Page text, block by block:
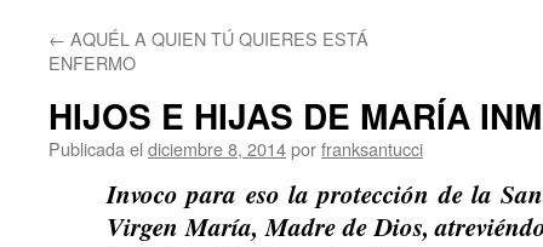
← AQUÉL A QUIEN TÚ QUIERES ESTÁ
ENFERMO
HIJOS E HIJAS DE MARÍA
Publicada el diciembre 8, 2014porfranksantucci
Invoco para eso la protección de la
Virgen María, Madre de Dios,